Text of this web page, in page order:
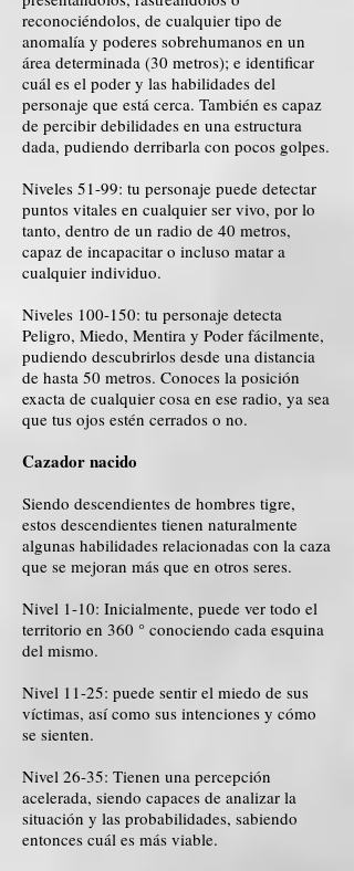
reconociéndolos, de cualquier tipo de
anomalía y poderes sobrehumanos en un
área determinada (30 metros); e identificar
cuál es el poder y las habilidades del
personaje que está cerca. También es capaz
de percibir debilidades en una estructura
dada, pudiendo derribarla con pocos golpes.
Niveles 51-99: tu personaje puede detectar
puntos vitales en cualquier ser vivo, por lo
tanto, dentro de un radio de 40 metros,
capaz de incapacitar o incluso matar a
cualquier individuo.
Niveles 100-150: tu personaje detecta
Peligro, Miedo, Mentira y Poder fácilmente,
pudiendo descubrirlos desde una distancia
de hasta 50 metros. Conoces la posición
exacta de cualquier cosa en ese radio, ya sea
que tus ojos estén cerrados o no.
Cazador nacido
Siendo descendientes de hombres tigre,
estos descendientes tienen naturalmente
algunas habilidades relacionadas con la caza
que se mejoran más que en otros seres.
Nivel 1-10: Inicialmente, puede ver todo el
territorio en 360 ° conociendo cada esquina
del mismo.
Nivel 11-25: puede sentir el miedo de sus
víctimas, así como sus intenciones y cómo
se sienten.
Nivel 26-35: Tienen una percepción
acelerada, siendo capaces de analizar la
situación y las probabilidades, sabiendo
entonces cuál es más viable.